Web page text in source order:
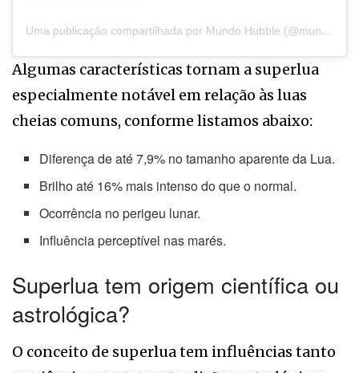
Uma publicação compartilhada por Mundo Hubble (@mundo.hubble)
Algumas características tornam a superlua
especialmente notável em relação às luas
cheias comuns, conforme listamos abaixo:
Diferença de até 7,9% no tamanho aparente da Lua.
Brilho até 16% mais intenso do que o normal.
Ocorrência no perigeu lunar.
Influência perceptível nas marés.
Superlua tem origem científica ou
astrológica?
O conceito de superlua tem influências tanto